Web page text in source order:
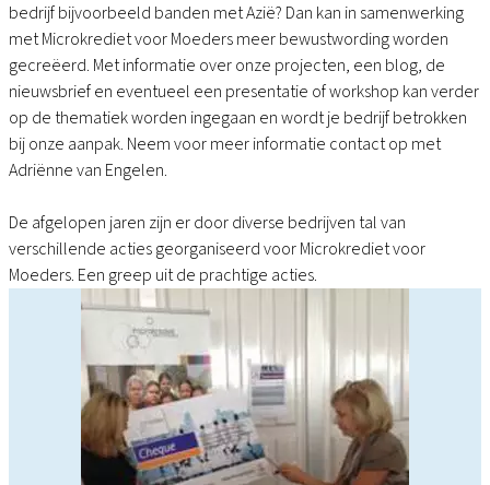
bedrijf bijvoorbeeld banden met Azië? Dan kan in samenwerking
met Microkrediet voor Moeders meer bewustwording worden
gecreëerd. Met informatie over onze projecten, een blog, de
nieuwsbrief en eventueel een presentatie of workshop kan verder
op de thematiek worden ingegaan en wordt je bedrijf betrokken
bij onze aanpak. Neem voor meer informatie contact op met
Adriënne van Engelen.
De afgelopen jaren zijn er door diverse bedrijven tal van
verschillende acties georganiseerd voor Microkrediet voor
Moeders. Een greep uit de prachtige acties.